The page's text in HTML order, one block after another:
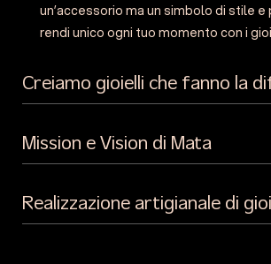
un’accessorio ma un simbolo di stile
rendi unico ogni tuo momento con i
Creiamo gioielli che fanno la
Mission e Vision di Mata
Realizzazione artigianale di